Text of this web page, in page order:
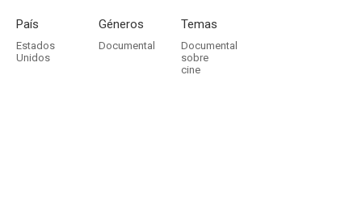
País
Estados
Unidos
Géneros
Documental
Temas
Documental
sobre
cine